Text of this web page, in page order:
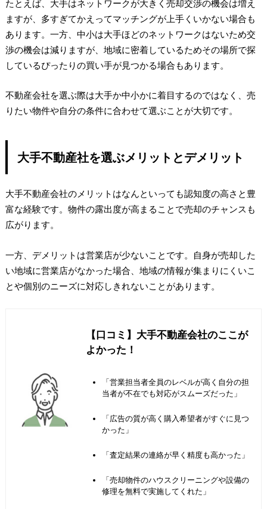
たとえば、大手はネットワークが大きく売却交渉の機会は増え
ますが、多すぎてかえってマッチングが上手くいかない場合も
あります。一方、中小は大手ほどのネットワークはないため交
渉の機会は減りますが、地域に密着しているためその場所で探
しているぴったりの買い手が見つかる場合もあります。
不動産会社を選ぶ際は大手か中小かに着目するのではなく、売
りたい物件や自分の条件に合わせて選ぶことが大切です。
大手不動産社を選ぶメリットとデメリット
大手不動産会社のメリットはなんといっても認知度の高さと豊
富な経験です。物件の露出度が高まることで売却のチャンスも
広がります。
一方、デメリットは営業店が少ないことです。自身が売却した
い地域に営業店がなかった場合、地域の情報が集まりにくいこ
とや個別のニーズに対応しきれないことがあります。
【口コミ】大手不動産会社のここが
よかった！
「営業担当者全員のレベルが高く自分の担
当者が不在でも対応がスムーズだった」
「広告の質が高く購入希望者がすぐに見つ
かった」
「査定結果の連絡が早く精度も高かった」
「売却物件のハウスクリーニングや設備の
修理を無料で実施してくれた」